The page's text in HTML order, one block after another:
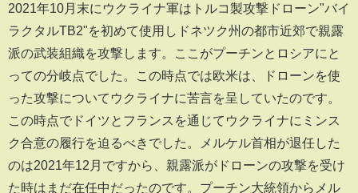
2021年10月末にウクライナ軍はトルコ製攻撃ドローン"バイ
ラクタルTB2"を初めて使用しドネツク州の都市近郊で親露
派の武装組織を攻撃します。ここがプーチンとロシアにと
っての分岐点でした。この時点では欧米は、ドローンを使
った攻撃についてウクライナに苦言を呈していたのです。
この時点でドイツとフランスを通じてウクライナにミンス
ク合意の履行を迫るべきでした。メルケル首相が退任した
のは2021年12月ですから、親露派がドローンの攻撃を受け
た時はまだ在任中だったのです。プーチン大統領からメル